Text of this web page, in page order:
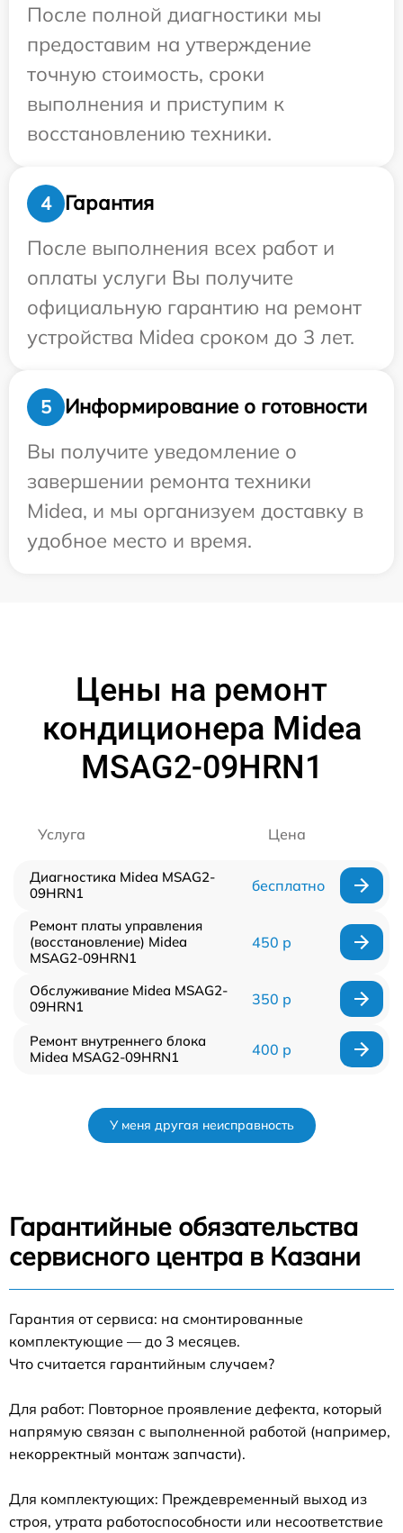
После полной диагностики мы
предоставим на утверждение
точную стоимость, сроки
выполнения и приступим к
восстановлению техники.
4
Гарантия
После выполнения всех работ и
оплаты услуги Вы получите
официальную гарантию на ремонт
устройства Midea сроком до 3 лет.
5
Информирование о готовности
Вы получите уведомление о
завершении ремонта техники
Midea, и мы организуем доставку в
удобное место и время.
Цены на ремонт
кондиционера Midea
MSAG2-09HRN1
Услуга Цена
Диагностика Midea MSAG2-
09HRN1
бесплатно
Ремонт платы управления
(восстановление) Midea
MSAG2-09HRN1
450 р
Обслуживание Midea MSAG2-
09HRN1
350 р
Ремонт внутреннего блока
Midea MSAG2-09HRN1
400 р
У меня другая неисправность
Гарантийные обязательства
сервисного центра в Казани
Гарантия от сервиса: на смонтированные
комплектующие — до 3 месяцев.
Что считается гарантийным случаем?
Для работ: Повторное проявление дефекта, который
напрямую связан с выполненной работой (например,
некорректный монтаж запчасти).
Для комплектующих: Преждевременный выход из
строя, утрата работоспособности или несоответствие